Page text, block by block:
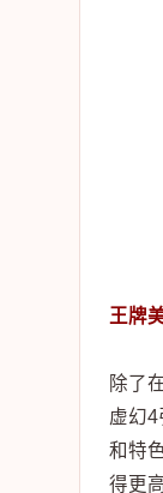
王牌
除了
虚幻
和特
得更